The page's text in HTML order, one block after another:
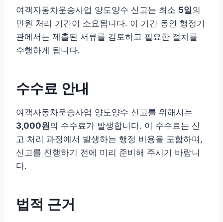
여객자동차운송사업 양도양수 신고는 최소 5일의
민원 처리 기간이 소요됩니다. 이 기간 동안 행정기
관에서는 제출된 서류를 검토하고 필요한 절차를
수행하게 됩니다.
수수료 안내
여객자동차운송사업 양도양수 신고를 위해서는
3,000원의 수수료가 발생합니다. 이 수수료는 신
고 처리 과정에서 발생하는 행정 비용을 포함하며,
신고를 진행하기 전에 미리 준비해 주시기 바랍니
다.
법적 근거